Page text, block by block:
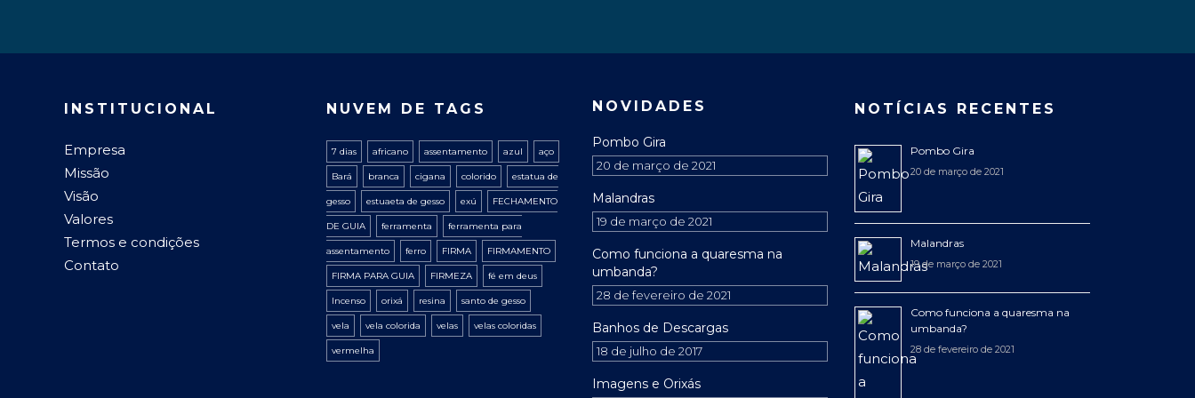
INSTITUCIONAL
Empresa
Missão
Visão
Valores
Termos e condições
Contato
NUVEM DE TAGS
7 dias africano assentamento azul aço
Bará branca cigana colorido estatua de
gesso estuaeta de gesso exú FECHAMENTO
DE GUIA ferramenta ferramenta para
assentamento ferro FIRMA FIRMAMENTO
FIRMA PARA GUIA FIRMEZA fé em deus
Incenso orixá resina santo de gesso
vela vela colorida velas velas coloridas
vermelha
NOVIDADES
Pombo Gira
20 de março de 2021
Malandras
19 de março de 2021
Como funciona a quaresma na
umbanda?
28 de fevereiro de 2021
Banhos de Descargas
18 de julho de 2017
Imagens e Orixás
NOTÍCIAS RECENTES
Pombo Gira
20 de março de 2021
Malandras
19 de março de 2021
Como funciona a quaresma na
umbanda?
28 de fevereiro de 2021